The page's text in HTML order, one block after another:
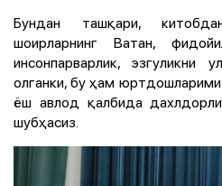
Бундан ташқари,
шоирларнинг Ватан,
инсонпарварлик, эзгуликни
олганки, бу ҳам
ёш авлод қалбида
шубҳасиз.